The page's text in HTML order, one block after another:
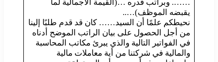
……. وبراتب قدره …(القيمة الاجمالية لما
يقبضه الموظف)…..
نحيطكم علمًا أن السيد…… كان قد قدم طلبًا إلينا
من أجل الحصول على بيان الراتب الموضح أدناه
في الفواتير التالية والذي يبرئ مكاتب المحاسبة
والمالية في شركتنا من أية معاملات مالية